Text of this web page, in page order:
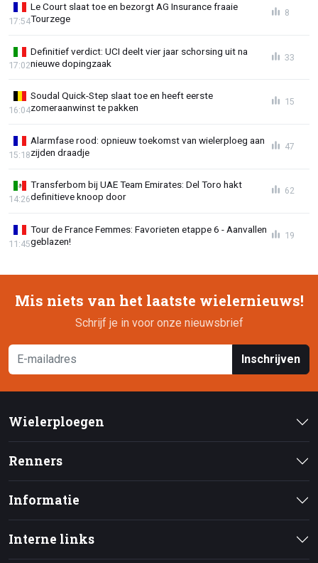
Le Court slaat toe en bezorgt AG Insurance fraaie
Tourzege
17:54
8
Definitief verdict: UCI deelt vier jaar schorsing uit na
nieuwe dopingzaak
17:02
33
Soudal Quick-Step slaat toe en heeft eerste
zomeraanwinst te pakken
16:04
15
Alarmfase rood: opnieuw toekomst van wielerploeg aan
zijden draadje
15:18
47
Transferbom bij UAE Team Emirates: Del Toro hakt
definitieve knoop door
14:26
62
Tour de France Femmes: Favorieten etappe 6 - Aanvallen
geblazen!
11:45
19
Mis niets van het laatste wielernieuws!
Schrijf je in voor onze nieuwsbrief
Inschrijven
Wielerploegen
Renners
Informatie
Interne links